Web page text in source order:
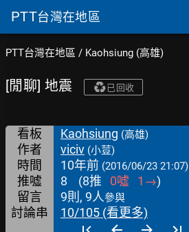
PTT台灣在地區
PTT台灣在地區 / Kaohsiung (高雄)
[閒聊] 地震 已回收
看板 Kaohsiung (高雄)
作者 viciv (小荳)
時間 10年前 (2016/06/23 21:07)
推噓 8 (8推 0噓 1 →)
留言
9則, 9人參與
討論串 10/105 (看更多)